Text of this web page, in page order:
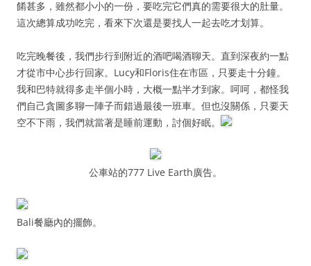
餚甚多，雖然都小小的一份，要吃完它們真的需要很大的肚量。
這次總算成功吃完，看來下次還是要找人一起去吃才划算。
吃完晚餐後，我們步行到附近的酒吧喝酒聊天。直到深夜約一點
才從市中心步行回家。Lucy和Floris住在市區，只要走十分鐘。
我和巴特就得多走半個小時，大概一點半才到家。呵呵，都怪我
們自己貪圖多聊一陣子而錯過最後一班車。但也沒關係，只要天
空不下雨，我們就當著是睡前運動，討個好眠。
公車站的777 Live Earth廣告。
Bali餐廳內的擺飾。